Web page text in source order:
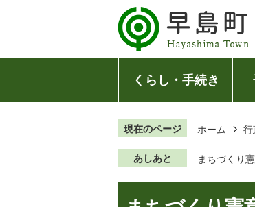
くらし・手続き
現在のページ ホーム 行
あしあと まちづくり